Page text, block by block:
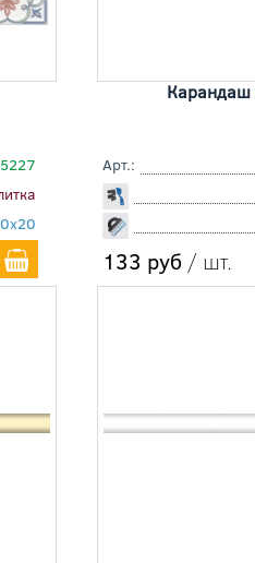
5227
Карандаш
Арт.:
133 руб / шт.